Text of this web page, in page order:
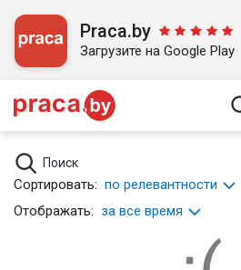
Praca.by
Загрузите на Google Play
Поиск
Сортировать: по релевантности
Отображать: за все время